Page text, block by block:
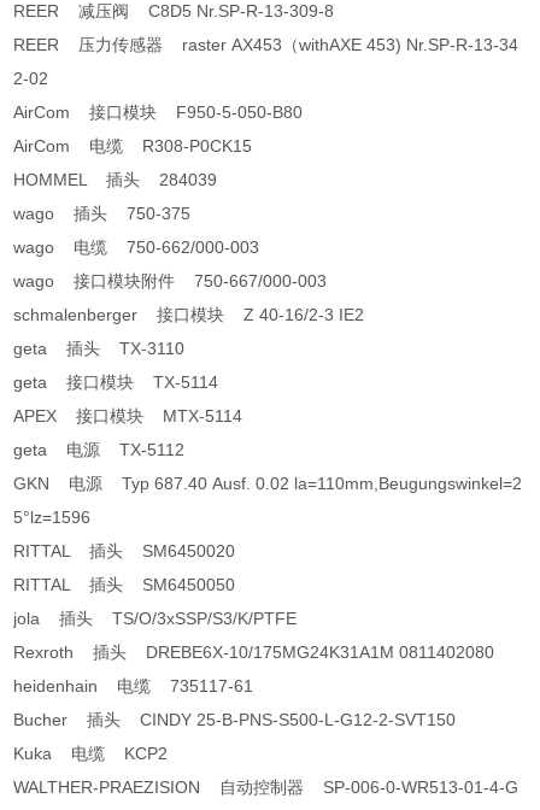
REER 减压阀 C8D5 Nr.SP-R-13-309-8
REER 压力传感器 raster AX453（withAXE 453) Nr.SP-R-13-34
2-02
AirCom 接口模块 F950-5-050-B80
AirCom 电缆 R308-P0CK15
HOMMEL 插头 284039
wago 插头 750-375
wago 电缆 750-662/000-003
wago 接口模块附件 750-667/000-003
schmalenberger 接口模块 Z 40-16/2-3 IE2
geta 插头 TX-3110
geta 接口模块 TX-5114
APEX 接口模块 MTX-5114
geta 电源 TX-5112
GKN 电源 Typ 687.40 Ausf. 0.02 la=110mm,Beugungswinkel=2
5°lz=1596
RITTAL 插头 SM6450020
RITTAL 插头 SM6450050
jola 插头 TS/O/3xSSP/S3/K/PTFE
Rexroth 插头 DREBE6X-10/175MG24K31A1M 0811402080
heidenhain 电缆 735117-61
Bucher 插头 CINDY 25-B-PNS-S500-L-G12-2-SVT150
Kuka 电缆 KCP2
WALTHER-PRAEZISION 自动控制器 SP-006-0-WR513-01-4-G